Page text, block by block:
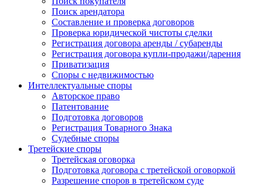
Поиск арендатора
Составление и проверка договоров
Проверка юридической чистоты сделки
Регистрация договора аренды / субаренды
Регистрация договора купли-продажи/дарения
Приватизация
Cпоры с недвижимостью
Интеллектуальные споры
Авторское право
Патентование
Подготовка договоров
Регистрация Товарного Знака
Судебные споры
Третейские споры
Третейская оговорка
Подготовка договора с третейской оговоркой
Разрешение споров в третейском суде